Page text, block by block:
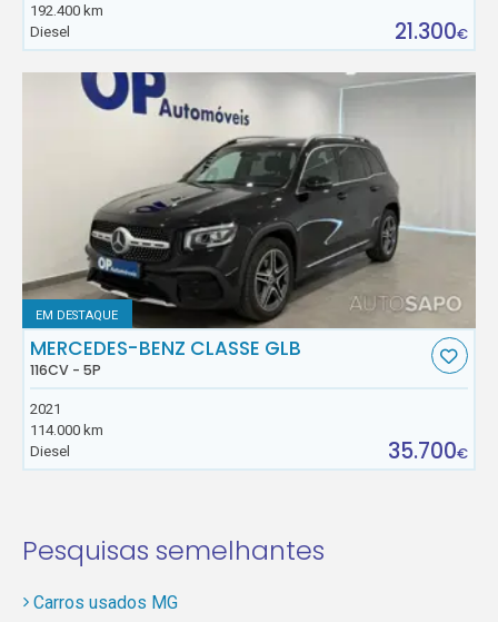
192.400 km
Diesel
21.300€
EM DESTAQUE
MERCEDES-BENZ CLASSE GLB
116CV - 5P
2021
114.000 km
Diesel
35.700€
Pesquisas semelhantes
Carros usados MG